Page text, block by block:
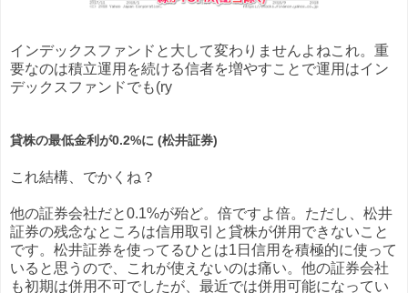
インデックスファンドと大して変わりませんよねこれ。重
要なのは積立運用を続ける信者を増やすことで運用はイン
デックスファンドでも(ry
貸株の最低金利が0.2%に (松井証券)
これ結構、でかくね？
他の証券会社だと0.1%が殆ど。倍ですよ倍。ただし、松井
証券の残念なところは信用取引と貸株が併用できないこと
です。松井証券を使ってるひとは1日信用を積極的に使って
いると思うので、これが使えないのは痛い。他の証券会社
も初期は併用不可でしたが、最近では併用可能になってい